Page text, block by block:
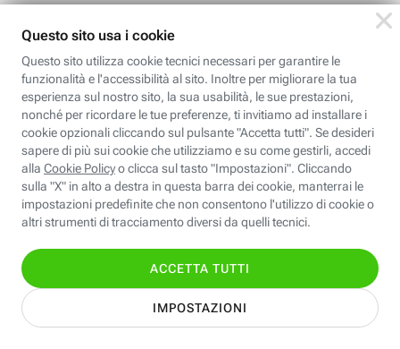
Il Data Scientist, infatti,
raccoglie, organizza e analizza
grandi quantità di dati.
Deve possedere e saper dimostrare un buon mix
di soft skills e hard skills: competenze di
programmazione, di analisi quantitativa,
comprensione del prodotto, abilità comunicative